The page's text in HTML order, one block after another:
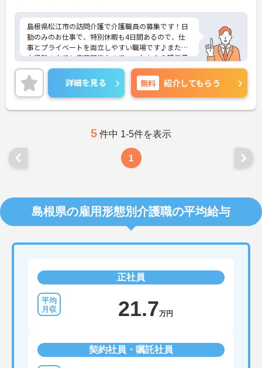
島根県松江市の訪問介護で介護職員の募集です！日
勤のみのお仕事で、特別休暇も4日間あるので、仕
事とプライベートを両立しやすい職場です♪また、
未経験の方でも応募可能なので、これから介護業界
に挑戦したいという方にピッタリ◎ご興味のある方
は、面接ポイントをお伝えしますので、お気軽にご
連絡ください。
詳細を見る 無料 紹介してもらう
5 件中 1-5件を表示
1
島根県の雇用形態別介護職の平均給与
正社員
21.7万円
契約社員・嘱託社員